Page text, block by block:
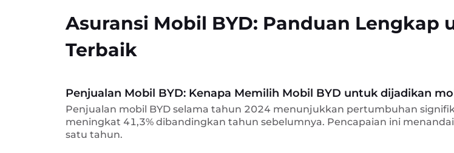
Asuransi Mobil BYD: Panduan
Terbaik
Penjualan Mobil BYD: Kenapa Memilih Mobil BYD untuk dijadikan
Penjualan mobil BYD selama tahun 2024 menunjukkan pertumbuhan
meningkat 41,3% dibandingkan tahun sebelumnya. Pencapaian ini
satu tahun.